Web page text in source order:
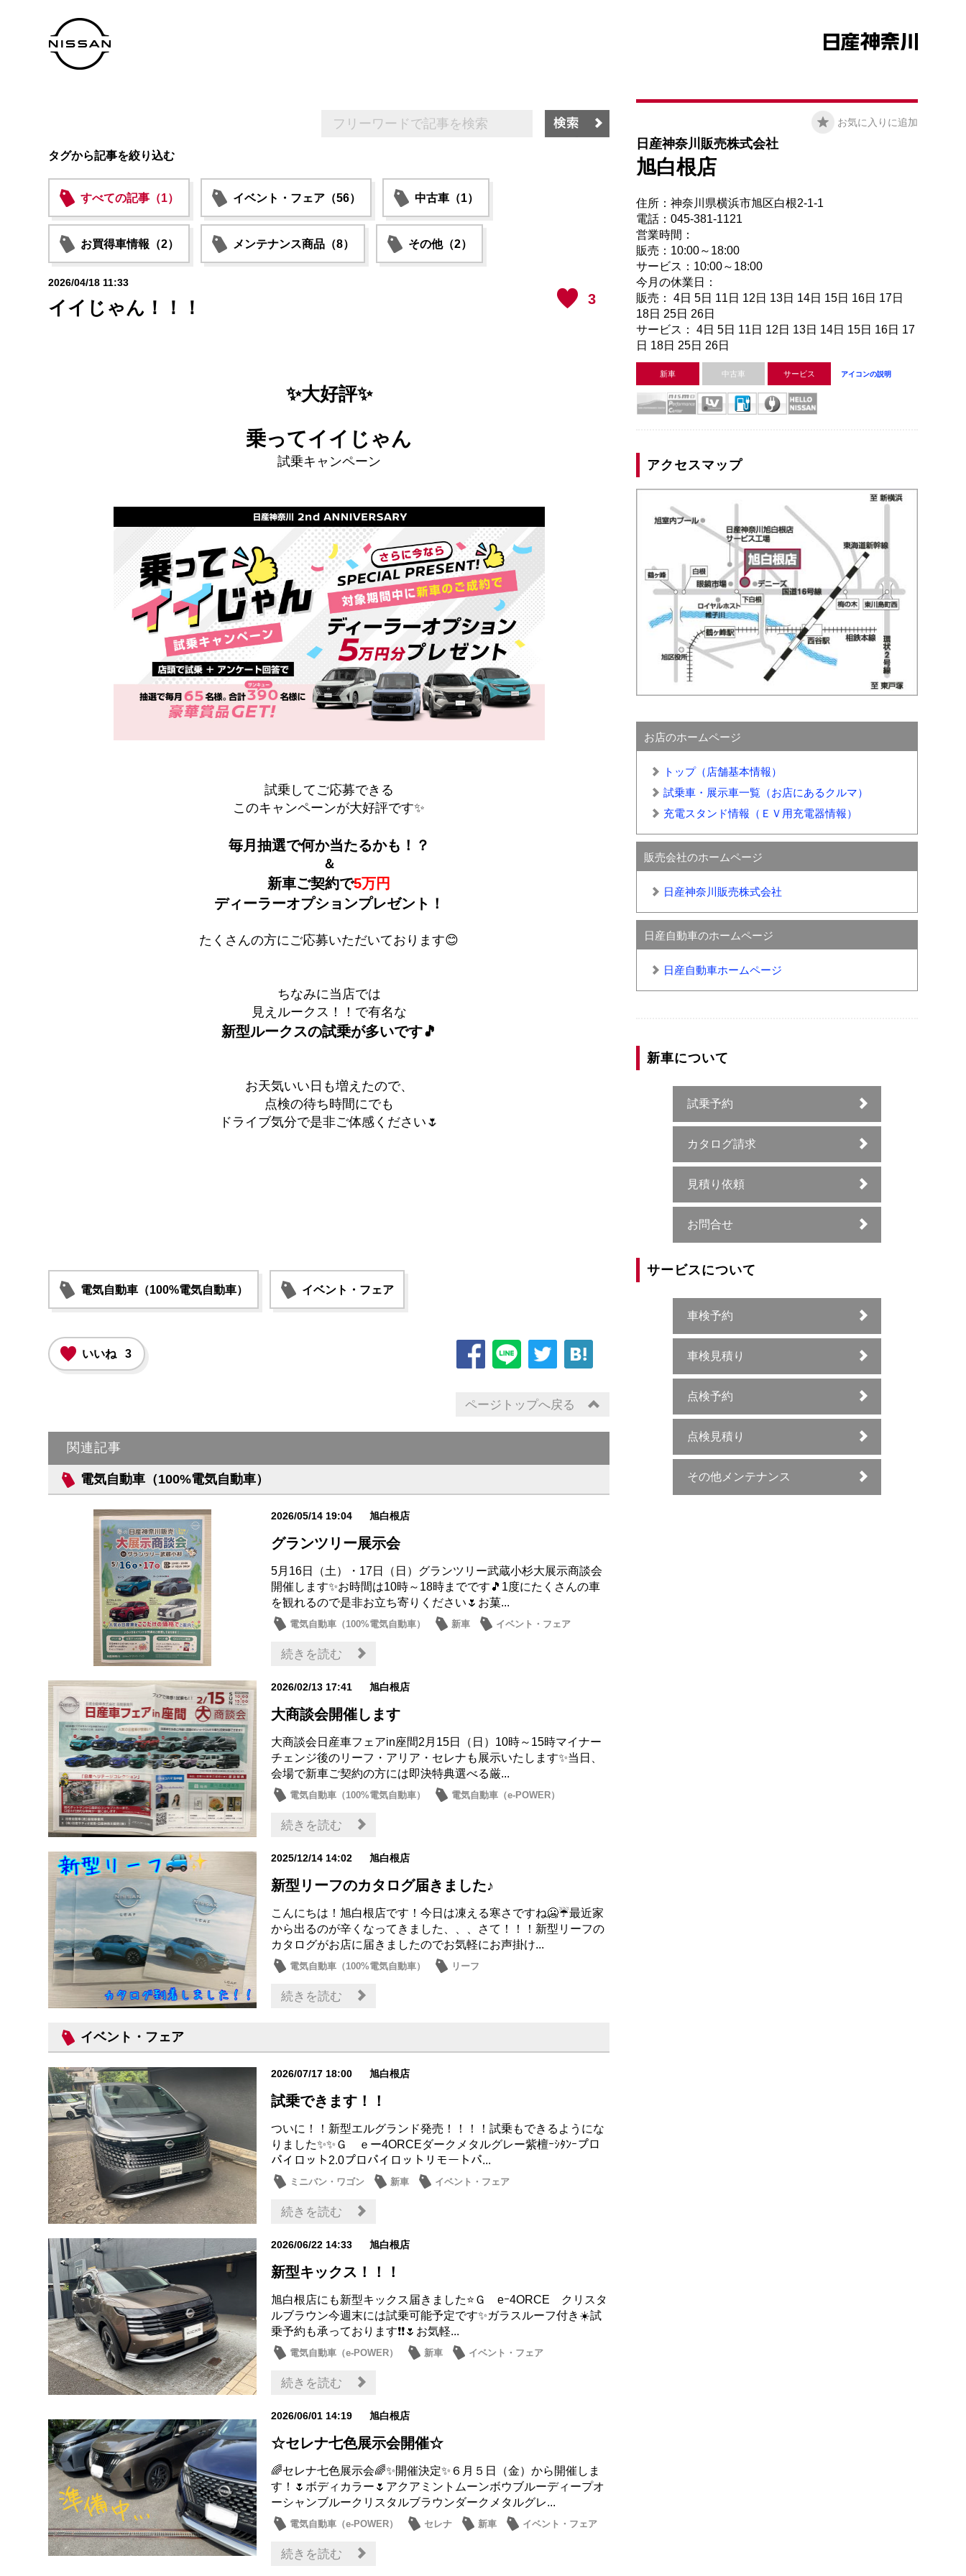
タグから記事を絞り込む
すべての記事（1） イベント・フェア（56） 中古車（1）
お買得車情報（2） メンテナンス商品（8） その他（2）
3
2026/04/18 11:33
イイじゃん！！！
✨大好評✨
乗ってイイじゃん
試乗キャンペーン
試乗してご応募できる
このキャンペーンが大好評です✨
毎月抽選で何か当たるかも！？
＆
新車ご契約で5万円
ディーラーオプションプレゼント！
たくさんの方にご応募いただいております😊
ちなみに当店では
見えルークス！！で有名な
新型ルークスの試乗が多いです🎵
お天気いい日も増えたので、
点検の待ち時間にでも
ドライブ気分で是非ご体感ください🌷
電気自動車（100%電気自動車） イベント・フェア
いいね 3
ページトップへ戻る
関連記事
電気自動車（100%電気自動車）
2026/05/14 19:04 旭白根店
グランツリー展示会
5月16日（土）・17日（日）グランツリー武蔵小杉大展示商談会
開催します✨お時間は10時～18時までです🎵1度にたくさんの車
を観れるので是非お立ち寄りください🌷お菓...
電気自動車（100%電気自動車） 新車
イベント・フェア
記念品・プレゼント
続きを読む
2026/02/13 17:41 旭白根店
大商談会開催します
大商談会日産車フェアin座間2月15日（日）10時～15時マイナー
チェンジ後のリーフ・アリア・セレナも展示いたします✨当日、
会場で新車ご契約の方には即決特典選べる厳...
電気自動車（100%電気自動車）
電気自動車（e-POWER）
イベント・フェア
続きを読む
2025/12/14 14:02 旭白根店
新型リーフのカタログ届きました♪
こんにちは！旭白根店です！今日は凍える寒さですね🥶☔️最近家
から出るのが辛くなってきました、、、さて！！！新型リーフの
カタログがお店に届きましたのでお気軽にお声掛け...
電気自動車（100%電気自動車） リーフ
続きを読む
イベント・フェア
2026/07/17 18:00 旭白根店
試乗できます！！
ついに！！新型エルグランド発売！！！！試乗もできるようにな
りました✨✨Ｇ ｅー4ORCEダークメタルグレー紫檀ｰｼﾀﾝｰプロ
パイロット2.0プロパイロットリモートパ...
ミニバン・ワゴン 新車 イベント・フェア
続きを読む
2026/06/22 14:33 旭白根店
新型キックス！！！
旭白根店にも新型キックス届きました⭐️Ｇ eｰ4ORCE クリスタ
ルブラウン今週末には試乗可能予定です✨ガラスルーフ付き☀️試
乗予約も承っております❗️❗️🌷お気軽...
電気自動車（e-POWER） 新車 イベント・フェア
続きを読む
2026/06/01 14:19 旭白根店
☆セレナ七色展示会開催☆
🌈セレナ七色展示会🌈✨開催決定✨６月５日（金）から開催しま
す！🌷ボディカラー🌷アクアミントムーンボウブルーディープオ
ーシャンブルークリスタルブラウンダークメタルグレ...
電気自動車（e-POWER） セレナ 新車
イベント・フェア
店内イベント
続きを読む
お気に入りに追加
日産神奈川販売株式会社
旭白根店
住所：神奈川県横浜市旭区白根2-1-1
電話：045-381-1121
営業時間：
販売：10:00～18:00
サービス：10:00～18:00
今月の休業日：
販売： 4日 5日 11日 12日 13日 14日 15日 16日 17日
18日 25日 26日
サービス： 4日 5日 11日 12日 13日 14日 15日 16日 17
日 18日 25日 26日
新車 中古車 サービス アイコンの説明
アクセスマップ
お店のホームページ
トップ（店舗基本情報）
試乗車・展示車一覧（お店にあるクルマ）
充電スタンド情報（ＥＶ用充電器情報）
販売会社のホームページ
日産神奈川販売株式会社
日産自動車のホームページ
日産自動車ホームページ
新車について
試乗予約
カタログ請求
見積り依頼
お問合せ
サービスについて
車検予約
車検見積り
点検予約
点検見積り
その他メンテナンス